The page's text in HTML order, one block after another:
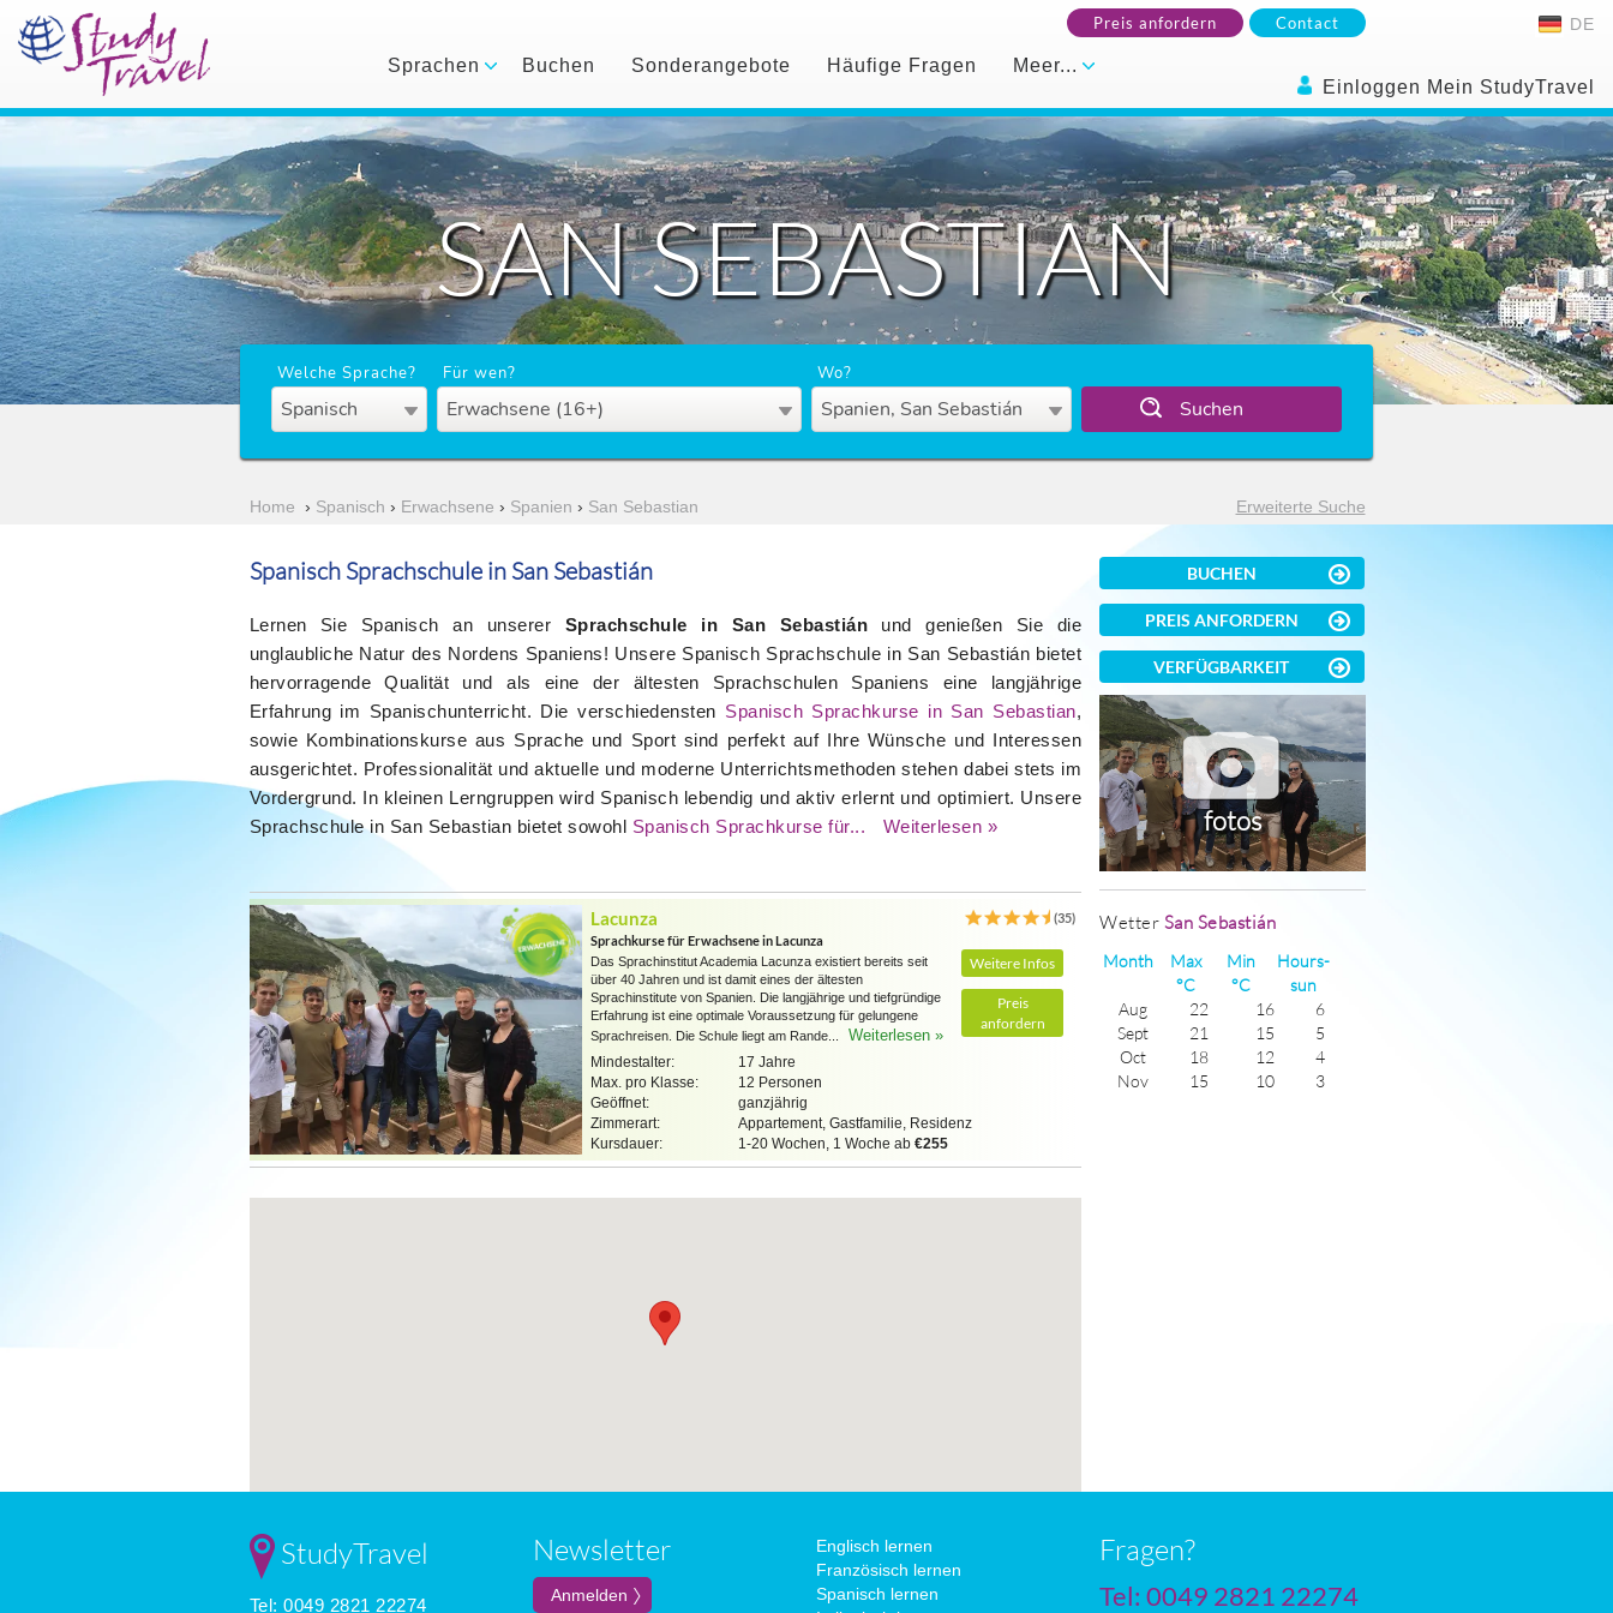
Preis anfordern Contact DE
Einloggen Mein StudyTravel
Sprachen Buchen Sonderangebote Häufige Fragen Meer...
SAN SEBASTIAN
Welche Sprache?
Spanisch
Für wen?
Erwachsene (16+)
Wo?
Spanien, San Sebastián Suchen
Home › Spanisch › Erwachsene › Spanien › San Sebastian Erweiterte Suche
Spanisch Sprachschule in San Sebastián
Lernen Sie Spanisch an unserer Sprachschule in San Sebastián und genießen Sie die
unglaubliche Natur des Nordens Spaniens! Unsere Spanisch Sprachschule in San Sebastián bietet
hervorragende Qualität und als eine der ältesten Sprachschulen Spaniens eine langjährige
Erfahrung im Spanischunterricht. Die verschiedensten Spanisch Sprachkurse in San Sebastian,
sowie Kombinationskurse aus Sprache und Sport sind perfekt auf Ihre Wünsche und Interessen
ausgerichtet. Professionalität und aktuelle und moderne Unterrichtsmethoden stehen dabei stets im
Vordergrund. In kleinen Lerngruppen wird Spanisch lebendig und aktiv erlernt und optimiert. Unsere
Sprachschule in San Sebastian bietet sowohl Spanisch Sprachkurse für... Weiterlesen »
Lacunza
(35)
Sprachkurse für Erwachsene in Lacunza
Weitere Infos
Preis
anfordern
Das Sprachinstitut Academia Lacunza existiert bereits seit
über 40 Jahren und ist damit eines der ältesten
Sprachinstitute von Spanien. Die langjährige und tiefgründige
Erfahrung ist eine optimale Voraussetzung für gelungene
Sprachreisen. Die Schule liegt am Rande...
Weiterlesen »
Mindestalter:
17 Jahre
Max. pro Klasse:
12 Personen
Geöffnet:
ganzjährig
Zimmerart:
Appartement, Gastfamilie, Residenz
Kursdauer:
1-20 Wochen, 1 Woche ab €255
BUCHEN
PREIS ANFORDERN
VERFÜGBARKEIT
fotos
Wetter San Sebastián
Month
Max
°C
Min
°C
Hours-
sun
Aug
22 16
6
Sept
21 15
5
Oct
18 12
4
Nov
15 10
3
StudyTravel
Tel: 0049 2821 22274
Newsletter
Englisch lernen
Französisch lernen
Spanisch lernen
Fragen?
Tel: 0049 2821 22274